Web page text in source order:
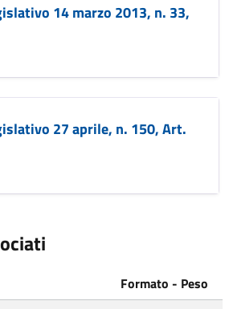
14 marzo 2013, n. 33,
27 aprile, n. 150, Art.
Formato - Peso